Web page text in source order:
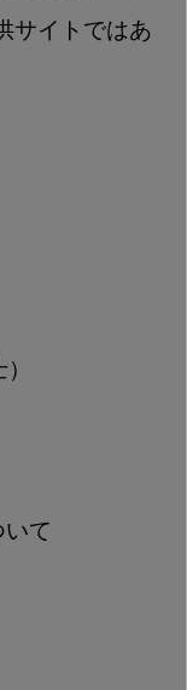
サイトではあ
て